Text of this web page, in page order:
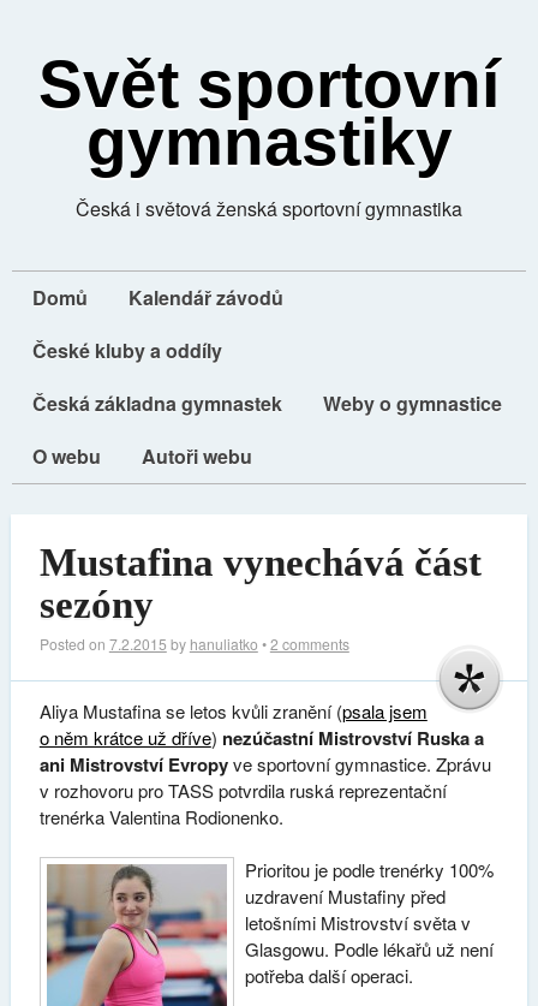
Svět sportovní
gymnastiky
Česká i světová ženská sportovní gymnastika
Domů
Kalendář závodů
České kluby a oddíly
Česká základna gymnastek
Weby o gymnastice
O webu
Autoři webu
Mustafina vynechává část
sezóny
Posted on 7.2.2015 by hanuliatko •2 comments
Aliya Mustafina se letos kvůli zranění (psala jsem
o něm krátce už dříve) nezúčastní Mistrovství Ruska a
ani Mistrovství Evropyve sportovní gymnastice. Zprávu
v rozhovoru pro TASS potvrdila ruská reprezentační
trenérka Valentina Rodionenko.
Prioritou je podle trenérky 100%
uzdravení Mustafiny před
letošními Mistrovství světa v
Glasgowu. Podle lékařů už není
potřeba další operaci.